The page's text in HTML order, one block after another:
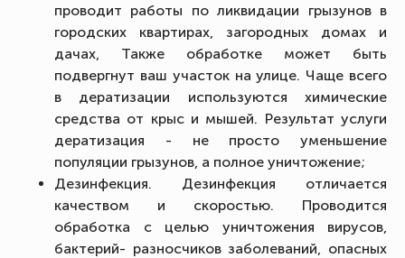
проводит работы по ликвидации грызунов в
городских квартирах, загородных домах и
дачах, Также обработке может быть
подвергнут ваш участок на улице. Чаще всего
в дератизации используются химические
средства от крыс и мышей. Результат услуги
дератизация - не просто уменьшение
популяции грызунов, а полное уничтожение;
Дезинфекция. Дезинфекция отличается
качеством и скоростью. Проводится
обработка с целью уничтожения вирусов,
бактерий- разносчиков заболеваний, опасных